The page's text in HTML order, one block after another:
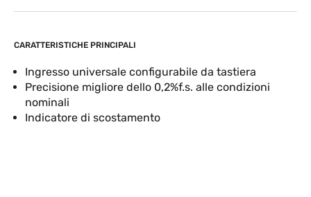
CARATTERISTICHE PRINCIPALI
Ingresso universale configurabile da tastiera
Precisione migliore dello 0,2%f.s. alle condizioni
nominali
Indicatore di scostamento